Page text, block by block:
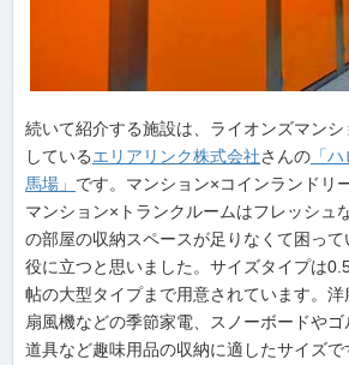
続いて紹介する施設は、ライオンズマン
しているエリアリンク株式会社さんの 「
馬場」 です。マンション×コインランドリ
マンション×トランクルームはフレッシュ
の部屋の収納スペースが足りなくて困っ
役に立つと思いました。サイズタイプは
帖の大型タイプまで用意されています。
扇風機などの季節家電、スノーボードや
道具など趣味用品の収納に適したサイズ